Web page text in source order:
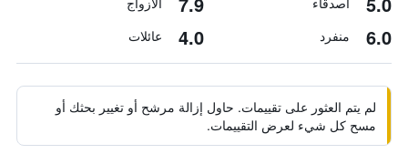
6.0 منفرد 4.0 عائلات
لم يتم العثور على تقييمات. حاول إزالة مرشح أو تغيير بحثك أو
مسح كل شيء لعرض التقييمات.